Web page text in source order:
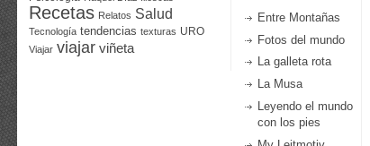
Recetas Relatos Salud
Tecnología tendencias texturas URO
Viajar viajar viñeta
Entre Montañas
Fotos del mundo
La galleta rota
La Musa
Leyendo el mundo
con los pies